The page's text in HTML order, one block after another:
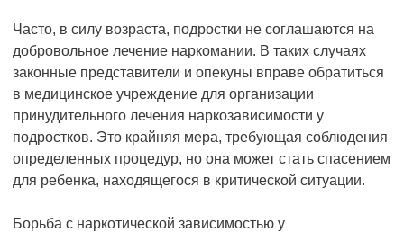
Часто, в силу возраста, подростки не соглашаются на
добровольное лечение наркомании. В таких случаях
законные представители и опекуны вправе обратиться
в медицинское учреждение для организации
принудительного лечения наркозависимости у
подростков. Это крайняя мера, требующая соблюдения
определенных процедур, но она может стать спасением
для ребенка, находящегося в критической ситуации.
Борьба с наркотической зависимостью у